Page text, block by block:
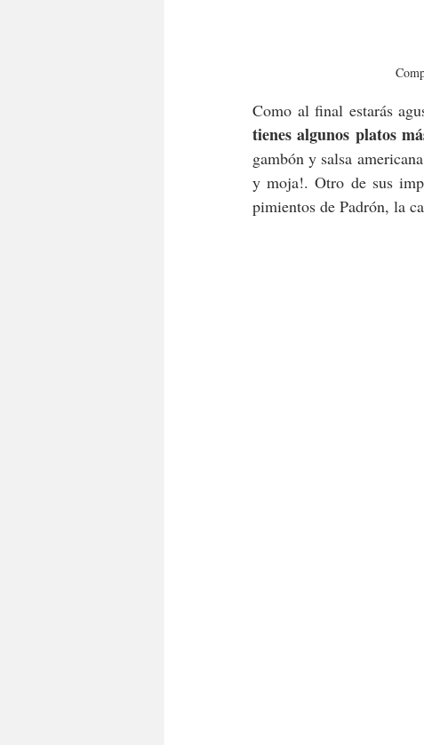
tienes algunos platos
gambón y salsa
y moja!. Otro de sus
pimientos de Padrón, la